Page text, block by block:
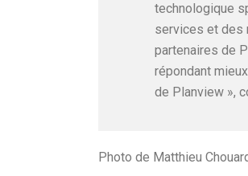
technologique
services et des
partenaires de
répondant
de Planview »,
Photo de Matthieu